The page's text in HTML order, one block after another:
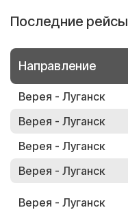
Последние рейсы
Направление
Верея - Луганск
Верея - Луганск
Верея - Луганск
Верея - Луганск
Верея - Луганск